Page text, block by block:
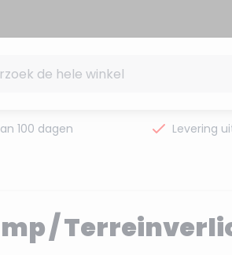
100 dagen Levering
/